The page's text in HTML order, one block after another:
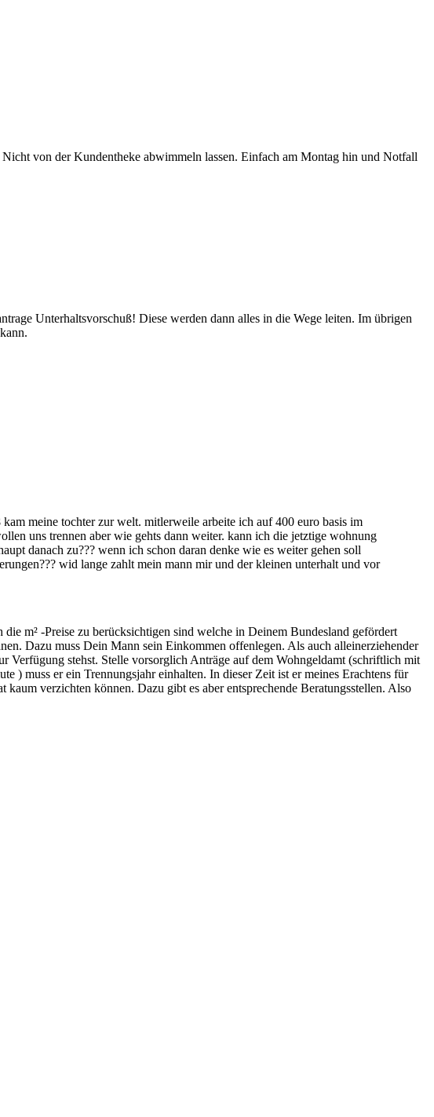
von der Kundentheke abwimmeln lassen. Einfach am Montag hin und Notfall
Unterhaltsvorschuß! Diese werden dann alles in die Wege leiten. Im übrigen
meine tochter zur welt. mitlerweile arbeite ich auf 400 euro basis im
uns trennen aber wie gehts dann weiter. kann ich die jetztige wohnung
danach zu??? wenn ich schon daran denke wie es weiter gehen soll
wid lange zahlt mein mann mir und der kleinen unterhalt und vor
m² -Preise zu berücksichtigen sind welche in Deinem Bundesland gefördert
Dazu muss Dein Mann sein Einkommen offenlegen. Als auch alleinerziehender
stehst. Stelle vorsorglich Anträge auf dem Wohngeldamt (schriftlich mit
) muss er ein Trennungsjahr einhalten. In dieser Zeit ist er meines Erachtens für
verzichten können. Dazu gibt es aber entsprechende Beratungsstellen. Also